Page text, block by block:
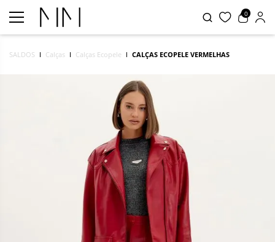
0
SALDOS Calças Calças Ecopele CALÇAS ECOPELE VERMELHAS